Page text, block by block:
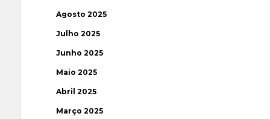
Agosto 2025
Julho 2025
Junho 2025
Maio 2025
Abril 2025
Março 2025